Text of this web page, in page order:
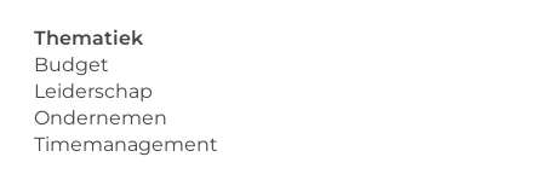
Thematiek
Budget
Leiderschap
Ondernemen
Timemanagement